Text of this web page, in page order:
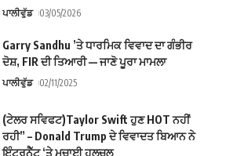
ਪਾਲੀਵੁੱਡ 03/05/2026
Garry Sandhu ’ਤੇ ਧਾਰਮਿਕ ਵਿਵਾਦ ਦਾ ਗੰਭੀਰ
ਦੋਸ਼, FIR ਦੀ ਤਿਆਰੀ — ਜਾਣੋ ਪੂਰਾ ਮਾਮਲਾ
ਪਾਲੀਵੁੱਡ 02/11/2025
(ਟੇਲਰ ਸਵਿਫਟ)Taylor Swift ਹੁਣ HOT ਨਹੀਂ
ਰਹੀ” – Donald Trump ਦੇ ਵਿਵਾਦਤ ਬਿਆਨ ਨੇ
ਇੰਟਰਨੈੱਟ ‘ਤੇ ਮਚਾਈ ਹਲਚਲ